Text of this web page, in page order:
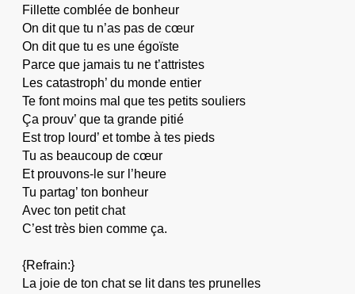
Fillette comblée de bonheur
On dit que tu n’as pas de cœur
On dit que tu es une égoïste
Parce que jamais tu ne t’attristes
Les catastroph’ du monde entier
Te font moins mal que tes petits souliers
Ça prouv’ que ta grande pitié
Est trop lourd’ et tombe à tes pieds
Tu as beaucoup de cœur
Et prouvons-le sur l’heure
Tu partag’ ton bonheur
Avec ton petit chat
C’est très bien comme ça.
{Refrain:}
La joie de ton chat se lit dans tes prunelles